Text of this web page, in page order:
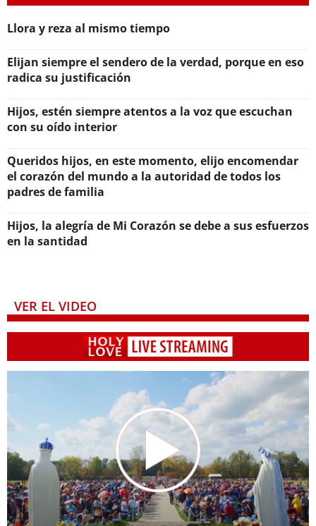
Llora y reza al mismo tiempo
Elijan siempre el sendero de la verdad, porque en eso
radica su justificación
Hijos, estén siempre atentos a la voz que escuchan
con su oído interior
Queridos hijos, en este momento, elijo encomendar
el corazón del mundo a la autoridad de todos los
padres de familia
Hijos, la alegría de Mi Corazón se debe a sus esfuerzos
en la santidad
VER EL VIDEO